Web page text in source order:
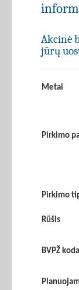
Akcinė
jūrų
Metai
Pirkimo
Pirkimo
Rūšis
BVPŽ